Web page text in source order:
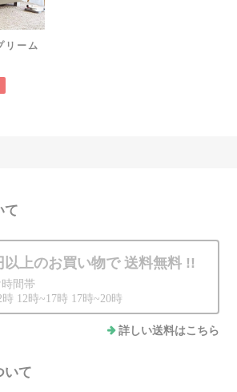
リーム
て
以上のお買い物で 送料無料 !!
間帯
時 12時~17時 17時~20時
詳しい送料はこちら
いて